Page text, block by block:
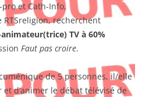
pro et Cath-Info,
RTSreligion, recherchent
TV à 60%
Faut pas croire.
de 5 personnes, il/elle
d’animer le débat télévisé de